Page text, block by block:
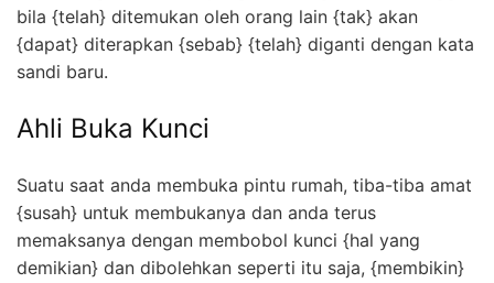
bila {telah} ditemukan oleh orang lain {tak} akan
{dapat} diterapkan {sebab} {telah} diganti dengan kata
sandi baru.
Ahli Buka Kunci
Suatu saat anda membuka pintu rumah, tiba-tiba amat
{susah} untuk membukanya dan anda terus
memaksanya dengan membobol kunci {hal yang
demikian} dan dibolehkan seperti itu saja, {membikin}